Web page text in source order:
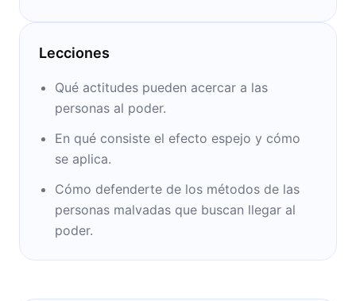
poder” ha influenciado a figuras tan diversas
como Fidel Castro, Will Smith o raperos
Lecciones
Qué actitudes pueden acercar a las
personas al poder.
En qué consiste el efecto espejo y cómo
se aplica.
Cómo defenderte de los métodos de las
personas malvadas que buscan llegar al
poder.